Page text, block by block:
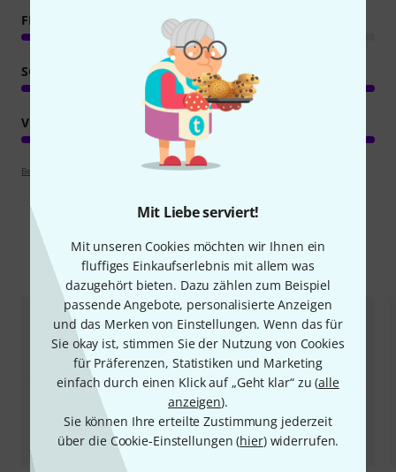
Mit Liebe serviert!
Mit unseren Cookies möchten wir Ihnen ein
fluffiges Einkaufserlebnis mit allem was
dazugehört bieten. Dazu zählen zum Beispiel
passende Angebote, personalisierte Anzeigen
und das Merken von Einstellungen. Wenn das für
Sie okay ist, stimmen Sie der Nutzung von Cookies
für Präferenzen, Statistiken und Marketing
einfach durch einen Klick auf „Geht klar“ zu (alle
anzeigen).
Sie können Ihre erteilte Zustimmung jederzeit
über die Cookie-Einstellungen (hier) widerrufen.
FEATURES
SOUND
VERARBEITUNG
Bewertungsrichtlinien
Alternativen vergleichen